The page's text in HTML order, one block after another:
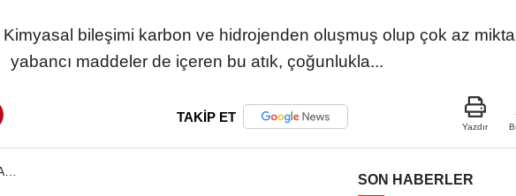
bileşimi karbon ve hidrojenden oluşmuş olup çok az
yabancı maddeler de içeren bu atık, çoğunlukla...
TAKİP ET
Yazdır
SON HABERLER